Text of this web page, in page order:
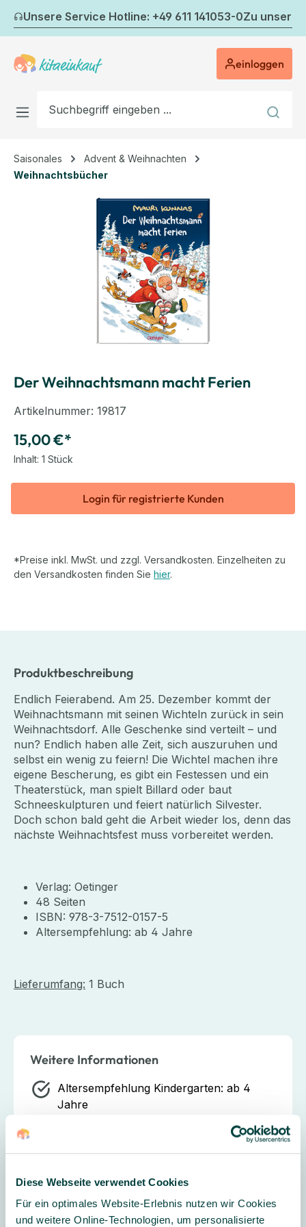
Diese Webseite verwendet Cookies
Für ein optimales Website-Erlebnis nutzen wir Cookies
und weitere Online-Technologien, um personalisierte
Zum Hauptinhalt springen
Unsere Service Hotline: +49 611 141053-0Zu
einloggen
Saisonales
Advent & Weihnachten
Weihnachtsbücher
Bildergalerie überspringen
Der Weihnachtsmann macht Ferien
Artikelnummer: 19817
15,00 €*
Inhalt: 1 Stück
Login für registrierte Kunden
*Preise inkl. MwSt. und zzgl. Versandkosten. Einzelheiten zu
den Versandkosten finden Sie hier.
Produktbeschreibung
Endlich Feierabend. Am 25. Dezember kommt der
Weihnachtsmann mit seinen Wichteln zurück in sein
Weihnachtsdorf. Alle Geschenke sind verteilt – und
nun? Endlich haben alle Zeit, sich auszuruhen und
selbst ein wenig zu feiern! Die Wichtel machen ihre
eigene Bescherung, es gibt ein Festessen und ein
Theaterstück, man spielt Billard oder baut
Schneeskulpturen und feiert natürlich Silvester.
Doch schon bald geht die Arbeit wieder los, denn das
nächste Weihnachtsfest muss vorbereitet werden.
Verlag: Oetinger
48 Seiten
ISBN: 978-3-7512-0157-5
Altersempfehlung: ab 4 Jahre
Lieferumfang: 1 Buch
Weitere Informationen
Altersempfehlung Kindergarten: ab 4
Jahre
Ostern, Weihnachten & Co.